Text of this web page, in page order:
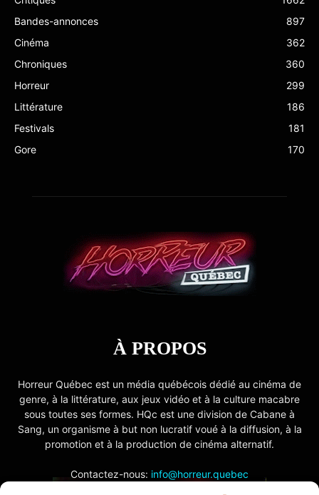
Bandes-annonces
897
Cinéma
362
Chroniques
360
Horreur
299
Littérature
186
Festivals
181
Gore
170
À PROPOS
Horreur Québec est un média québécois dédié au cinéma de
genre, à la littérature, aux jeux vidéo et à la culture macabre
sous toutes ses formes. HQc est une division de Cabane à
Sang, un organisme à but non lucratif voué à la diffusion, à la
promotion et à la production de cinéma alternatif.
Contactez-nous: info@horreur.quebec